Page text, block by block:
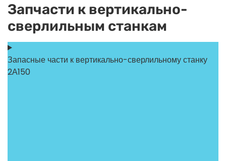
Запчасти к вертикально-
сверлильным станкам
Запасные части к вертикально-сверлильному станку
2А150